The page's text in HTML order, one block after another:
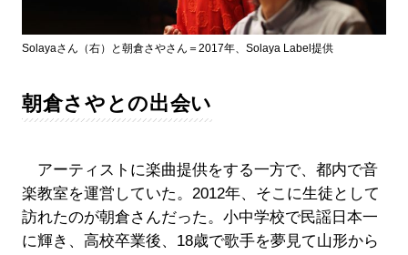
Solayaさん（右）と朝倉さやさん＝2017年、Solaya Label提供
朝倉さやとの出会い
アーティストに楽曲提供をする一方で、都内で音
楽教室を運営していた。2012年、そこに生徒として
訪れたのが朝倉さんだった。小中学校で民謡日本一
に輝き、高校卒業後、18歳で歌手を夢見て山形から